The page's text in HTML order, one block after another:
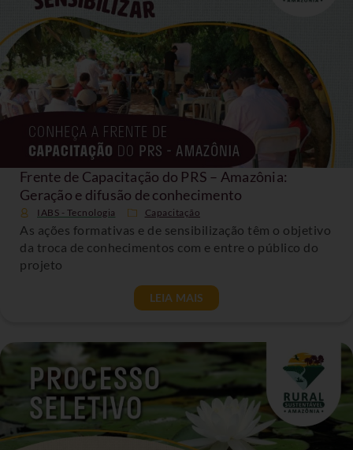
Frente de Capacitação do PRS – Amazônia:
Geração e difusão de conhecimento
IABS - Tecnologia Capacitação
As ações formativas e de sensibilização têm o objetivo
da troca de conhecimentos com e entre o público do
projeto
LEIA MAIS